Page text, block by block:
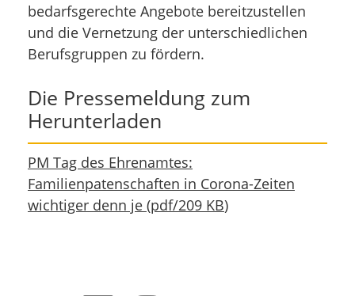
bedarfsgerechte Angebote bereitzustellen
und die Vernetzung der unterschiedlichen
Berufsgruppen zu fördern.
Die Pressemeldung zum
Herunterladen
PM Tag des Ehrenamtes:
Familienpatenschaften in Corona-Zeiten
wichtiger denn je (pdf/209 KB)